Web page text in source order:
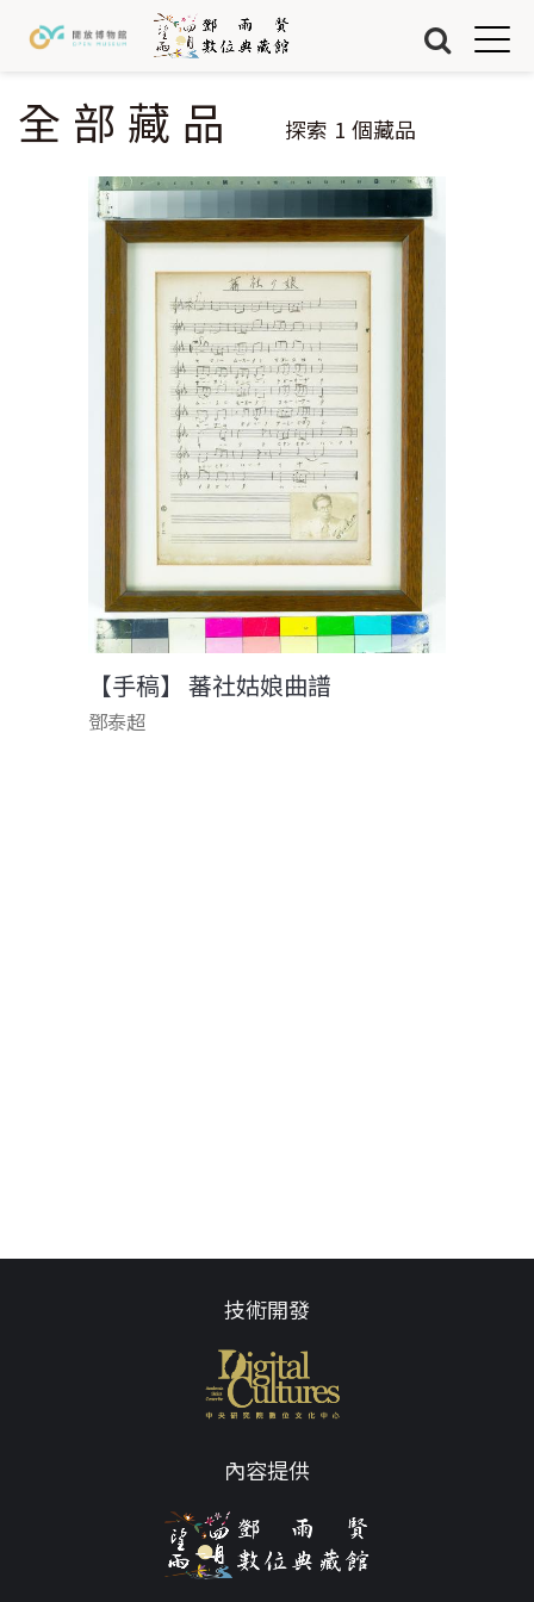
關於我們
Jump to Navigation
Jump to Main content
您在這裡
全部藏品 探索 1 個藏品
【手稿】 蕃社姑娘曲譜
鄧泰超
技術開發
內容提供